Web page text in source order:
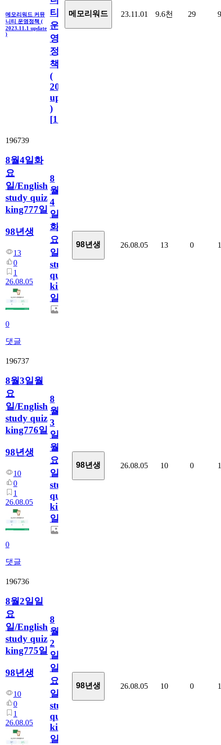
메모리워드 커뮤
니티 운영정책 (
2023.11.1 update
)
티
운
영
정
책
(
2023.11.1
update
)
[110
메모리워드 23.11.01 9.6천 29 9
196739
8월4일화
요
일/English
study quiz
king777일
98년생
13
0
1
26.08.05
0
댓글
8
월
4
일
화
요
일/English
study
quiz
king777
일
98년생 26.08.05 13 0 1
196737
8월3일월
요
일/English
study quiz
king776일
98년생
10
0
1
26.08.05
0
댓글
8
월
3
일
월
요
일/English
study
quiz
king776
일
98년생 26.08.05 10 0 1
196736
8월2일일
요
일/English
study quiz
king775일
98년생
10
0
1
26.08.05
8
월
2
일
일
요
일/English
study
quiz
king775
일
98년생 26.08.05 10 0 1